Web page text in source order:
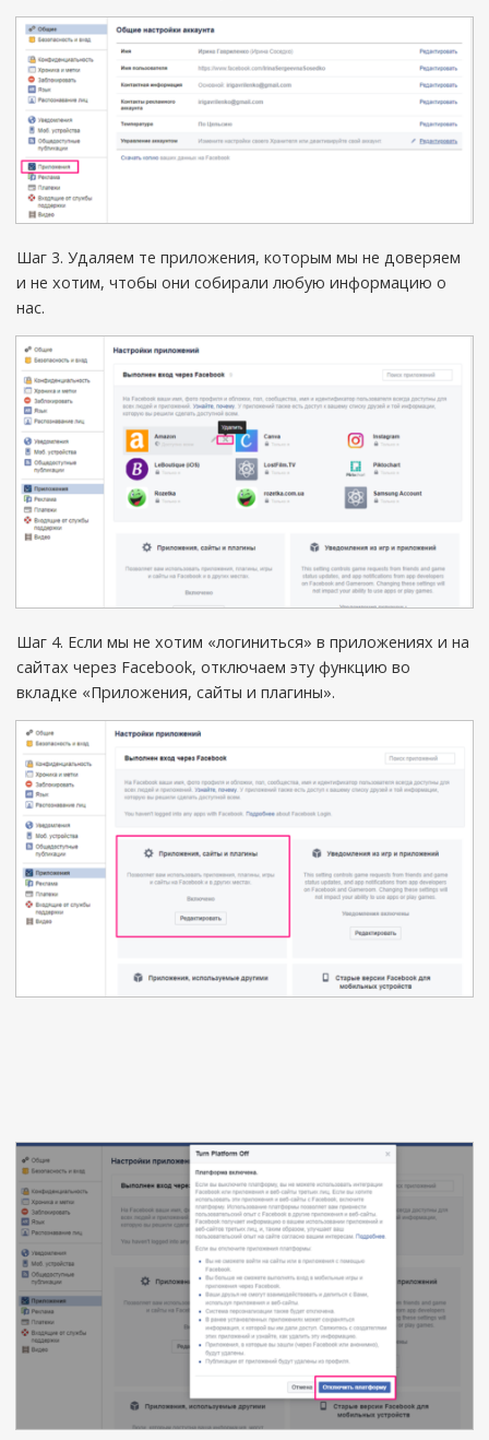
Шаг 3. Удаляем те приложения, которым мы не доверяем
и не хотим, чтобы они собирали любую информацию о
нас.
Шаг 4. Если мы не хотим «логиниться» в приложениях и на
сайтах через Facebook, отключаем эту функцию во
вкладке «Приложения, сайты и плагины».